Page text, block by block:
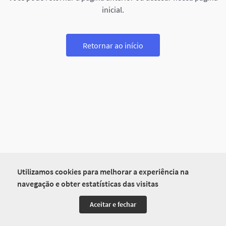
Utilizamos cookies para melhorar a experiência na
navegação e obter estatísticas das visitas
Aceitar e fechar
inicial.
Retornar ao início